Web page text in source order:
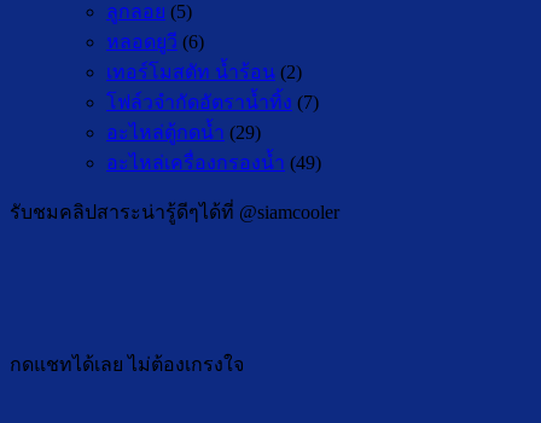
ลูกลอย (5)
หลอดยูวี (6)
เทอร์โมสตัท น้ำร้อน (2)
โฟล์วจำกัดอัตราน้ำทิ้ง (7)
อะไหล่ตู้กดน้ำ (29)
อะไหล่เครื่องกรองน้ำ (49)
รับชมคลิปสาระน่ารู้ดีๆได้ที่ @siamcooler
กดแชทได้เลย ไม่ต้องเกรงใจ